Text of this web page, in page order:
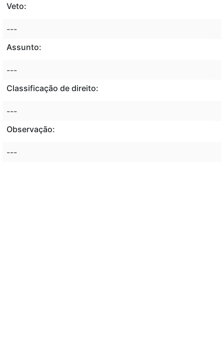
Veto:
---
Assunto:
---
Classificação de direito:
---
Observação:
---